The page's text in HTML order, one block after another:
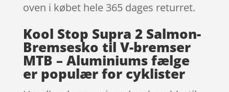
oven i købet hele 365 dages returret.
Kool Stop Supra 2 Salmon-
Bremsesko til V-bremser
MTB – Aluminiums fælge
er populær for cyklister